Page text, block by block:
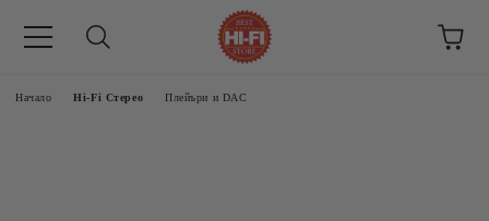
Начало Hi-Fi Стерео Плейъри и DAC